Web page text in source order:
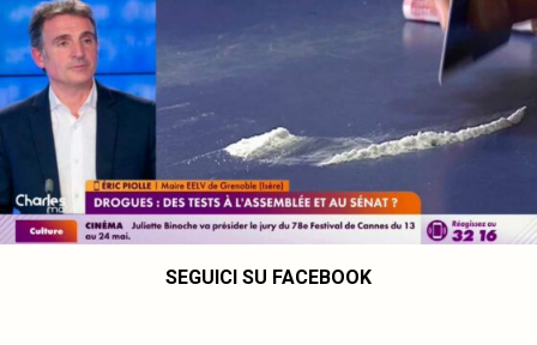
SEGUICI SU FACEBOOK